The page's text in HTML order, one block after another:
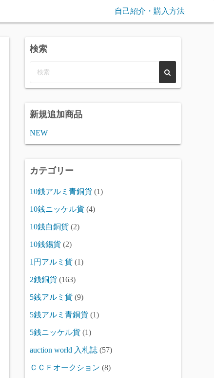
自己紹介・購入方法
検索
新規追加商品
NEW
カテゴリー
10銭アルミ青銅貨 (1)
10銭ニッケル貨 (4)
10銭白銅貨 (2)
10銭錫貨 (2)
1円アルミ貨 (1)
2銭銅貨 (163)
5銭アルミ貨 (9)
5銭アルミ青銅貨 (1)
5銭ニッケル貨 (1)
auction world 入札誌 (57)
ＣＣＦオークション (8)